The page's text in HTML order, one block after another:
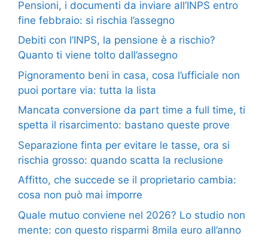
Pensioni, i documenti da inviare all’INPS entro
fine febbraio: si rischia l’assegno
Debiti con l’INPS, la pensione è a rischio?
Quanto ti viene tolto dall’assegno
Pignoramento beni in casa, cosa l’ufficiale non
puoi portare via: tutta la lista
Mancata conversione da part time a full time, ti
spetta il risarcimento: bastano queste prove
Separazione finta per evitare le tasse, ora si
rischia grosso: quando scatta la reclusione
Affitto, che succede se il proprietario cambia:
cosa non può mai imporre
Quale mutuo conviene nel 2026? Lo studio non
mente: con questo risparmi 8mila euro all’anno